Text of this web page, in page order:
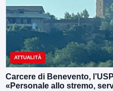
ATTUALITÀ
Carcere di Benevento,
«Personale allo stremo,